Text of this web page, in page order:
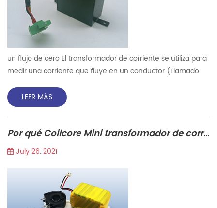
un flujo de cero El transformador de corriente se utiliza para
medir una corriente que fluye en un conductor (Llamado
corriente tiene un devanado de detección eléctrica con el
que se mide el flujo magnético generado por la corriente
transformador de corriente tiene además un devanado de
compe...
LEER MÁS
Por qué Coilcore Mini transformador de corriente de precisión tan caliente en el mercado ?
July 26. 2021